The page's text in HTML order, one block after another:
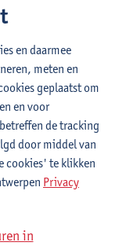
en daarmee
meten en
geplaatst om
en voor
de tracking
door middel van
cookies' te klikken
Privacy
in